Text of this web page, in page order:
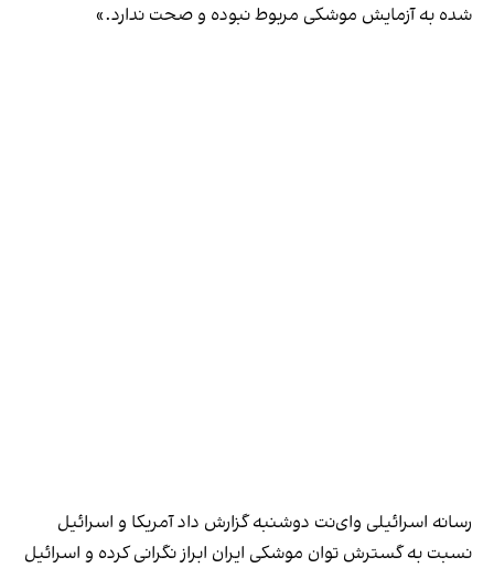
شده به آزمایش موشکی مربوط نبوده و صحت ندارد.»
رسانه اسرائیلی وای‌نت دوشنبه گزارش داد آمریکا و اسرائیل
نسبت به گسترش توان موشکی ایران ابراز نگرانی کرده‌ و اسرائیل